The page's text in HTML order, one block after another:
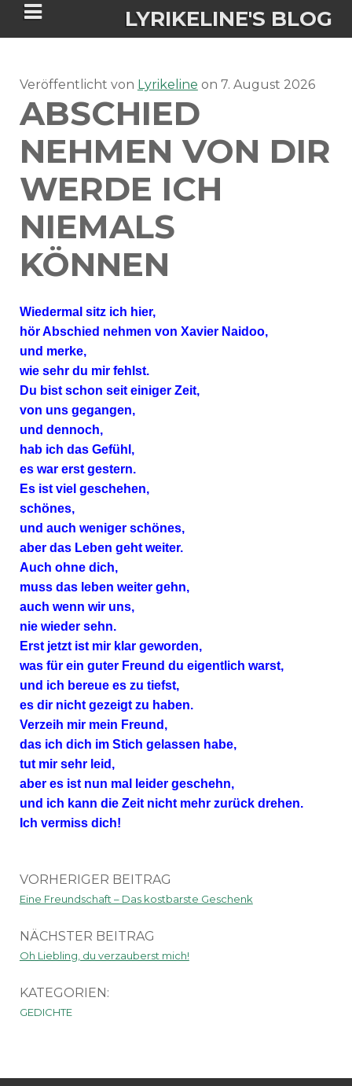
LYRIKELINE'S BLOG
Tania Morgan's Blog über alles, was
sie im Leben bewegt.
NIEMALS FÜR IMMER (ROMAN)
Veröffentlicht von Lyrikeline on 7. August 2026
ABSCHIED
NEHMEN VON DIR
WERDE ICH
NIEMALS
KÖNNEN
Wiedermal sitz ich hier,
hör Abschied nehmen von Xavier Naidoo,
und merke,
wie sehr du mir fehlst.
Du bist schon seit einiger Zeit,
von uns gegangen,
und dennoch,
hab ich das Gefühl,
es war erst gestern.
Es ist viel geschehen,
schönes,
und auch weniger schönes,
aber das Leben geht weiter.
Auch ohne dich,
muss das leben weiter gehn,
auch wenn wir uns,
nie wieder sehn.
Erst jetzt ist mir klar geworden,
was für ein guter Freund du eigentlich warst,
und ich bereue es zu tiefst,
es dir nicht gezeigt zu haben.
Verzeih mir mein Freund,
das ich dich im Stich gelassen habe,
tut mir sehr leid,
aber es ist nun mal leider geschehn,
und ich kann die Zeit nicht mehr zurück drehen.
Ich vermiss dich!
VORHERIGER BEITRAG
Eine Freundschaft – Das kostbarste Geschenk
NÄCHSTER BEITRAG
Oh Liebling, du verzauberst mich!
KATEGORIEN:
GEDICHTE